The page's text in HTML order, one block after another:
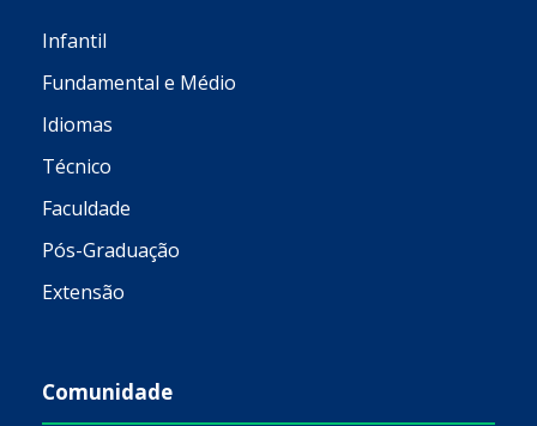
Infantil
Fundamental e Médio
Idiomas
Técnico
Faculdade
Pós-Graduação
Extensão
Comunidade